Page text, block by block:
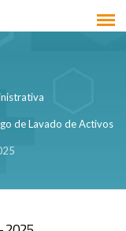
de Lavado de Activos